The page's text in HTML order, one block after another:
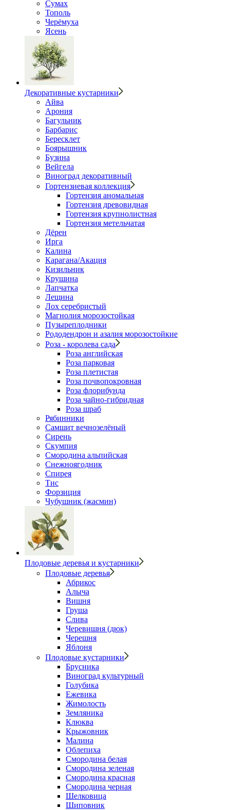
Сумах
Тополь
Черёмуха
Ясень
Декоративные кустарники
Айва
Арония
Багульник
Барбарис
Бересклет
Боярышник
Бузина
Вейгела
Виноград декоративный
Гортензиевая коллекция
Гортензия аномальная
Гортензия древовидная
Гортензия крупнолистная
Гортензия метельчатая
Дёрен
Ирга
Калина
Карагана/Акация
Кизильник
Крушина
Лапчатка
Лещина
Лох серебристый
Магнолия морозостойкая
Пузыреплодники
Рододендрон и азалия морозостойкие
Роза - королева сада
Роза английская
Роза парковая
Роза плетистая
Роза почвопокровная
Роза флорибунда
Роза чайно-гибридная
Роза шраб
Рябинники
Самшит вечнозелёный
Сирень
Скумпия
Смородина альпийская
Снежноягодник
Спирея
Тис
Форзиция
Чубушник (жасмин)
Плодовые деревья и кустарники
Плодовые деревья
Абрикос
Алыча
Вишня
Груша
Слива
Черевишня (дюк)
Черешня
Яблоня
Плодовые кустарники
Брусника
Виноград культурный
Голубика
Ежевика
Жимолость
Земляника
Клюква
Крыжовник
Малина
Облепиха
Смородина белая
Смородина зеленая
Смородина красная
Смородина черная
Шелковица
Шиповник